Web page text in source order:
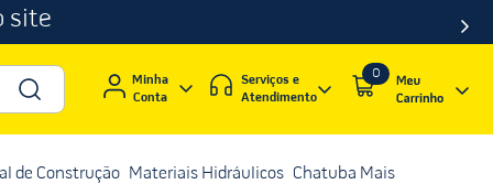
site
Minha
Conta
Serviços e
Atendimento
0
de Construção Materiais Hidráulicos Chatuba Mais